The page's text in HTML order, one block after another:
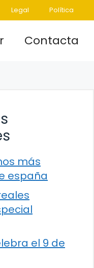
Legal Política
Contacta
más
españa
el 9 de